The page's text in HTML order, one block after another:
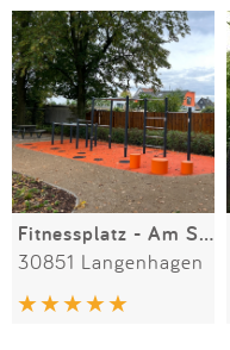
Fitnessplatz - Am Süntelweg
30851 Langenhagen